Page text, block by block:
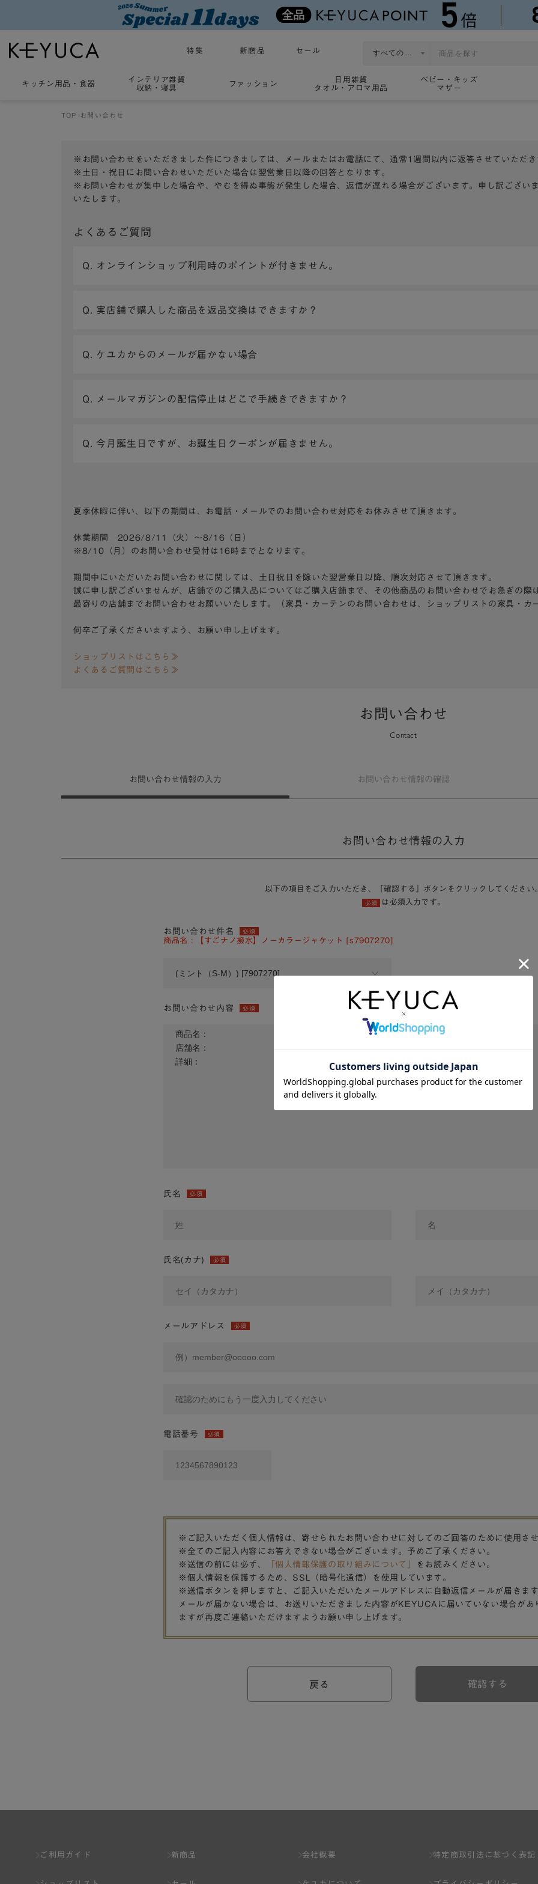
特集 新商品 セール
キッチン用品 ・ 食器
インテリア雑貨
収納・寝具
ファッション
日用雑貨
タオル・アロマ用品
ベビー・キッズ
マザー
TOP お問い合わせ
※お問い合わせをいただきました件につきましては、メールまたはお電話にて、通常1週間以内に返答させていただ
※土日・祝日にお問い合わせいただいた場合は翌営業日以降の回答となります。
※お問い合わせが集中した場合や、やむを得ぬ事態が発生した場合、返信が遅れる場合がございます。申し訳ござい
いたします。
よくあるご質問
Q. オンラインショップ利用時のポイントが付きません。
Q. 実店舗で購入した商品を返品交換はできますか？
Q. ケユカからのメールが届かない場合
Q. メールマガジンの配信停止はどこで手続きできますか？
Q. 今月誕生日ですが、お誕生日クーポンが届きません。
夏季休暇に伴い、以下の期間は、お電話・メールでのお問い合わせ対応をお休みさせて頂きます。
休業期間 2026/8/11（火）～8/16（日）
※8/10（月）のお問い合わせ受付は16時までとなります。
期間中にいただいたお問い合わせに関しては、土日祝日を除いた翌営業日以降、順次対応させて頂きます。
誠に申し訳ございませんが、店舗でのご購入品についてはご購入店舗まで、その他商品のお問い合わせでお急ぎの際
最寄りの店舗までお問い合わせお願いいたします。（家具・カーテンのお問い合わせは、ショップリストの家具・カ
何卒ご了承くださいますよう、お願い申し上げます。
ショップリストはこちら≫
よくあるご質問はこちら≫
お問い合わせ
Contact
お問い合わせ情報の入力 お問い合わせ 情報の確認
お問い合わせ情報の入力
以下の項目をご入力いただき、「確認する」ボタンをクリックしてください
必須 は必須入力です。
お問い合わせ件名 必須
商品名 : 【すごナノ撥水】ノーカラージャケット [s7907270]
お問い合わせ内容 必須
氏名 必須
氏名(カナ) 必須
メールアドレス 必須
電話番号 必須
※ご記入いただく個人情報は、寄せられたお問い合わせに対してのご回答のために使用さ
※全てのご記入内容にお答えできない場合がございます。予めご了承ください。
※送信の前には必ず、
「個人情報保護の取り組みについて」
をお読みください。
※個人情報を保護するため、SSL（暗号化通信）を使用しています。
※送信ボタンを押しますと、ご記入いただいたメールアドレスに自動返信メールが届きま
メールが届かない場合は、お送りいただきました内容がKEYUCAに届いていない場合があ
ますが再度ご連絡いただけますようお願い申し上げます。
戻る 確認する
ご利用ガイド 新商品 会社概要 特定商取引法に基づく表記